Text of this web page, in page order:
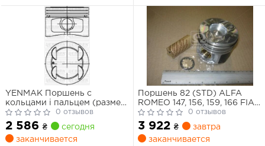
YENMAK Поршень с
кольцами і пальцем (размер
отв. 86.4 / STD) FIAT PALIO
1.6 (4цл.) (182B6000 16V
103PS)
0 отзывов
2 586 ₴
сегодня
заканчивается
Поршень 82 (STD) ALFA
ROMEO 147, 156, 159, 166 FIAT
BRAVA, BRAVO I, BRAVO II,
CROMA, DOBLO, GRANDE
PUNTO, IDEA, MAREA,
MULTIPLA, PUNTO, SEDICI,
0 отзывов
3 922 ₴
завтра
заканчивается